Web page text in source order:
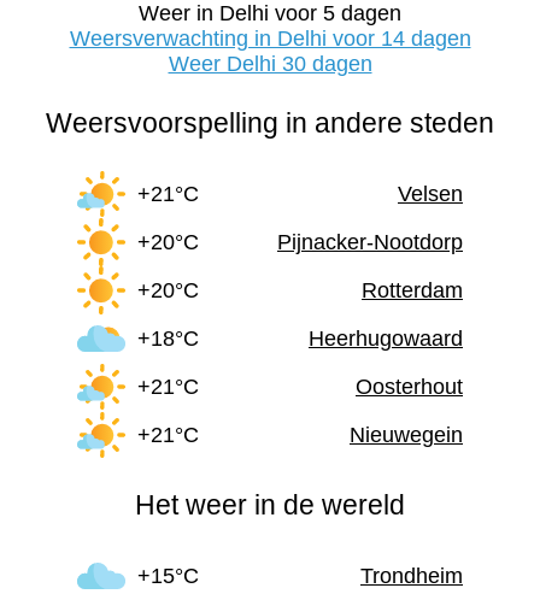
Weer in Delhi voor 5 dagen
Weersverwachting in Delhi voor 14 dagen
Weer Delhi 30 dagen
Weersvoorspelling in andere steden
+21°C
Velsen
+20°C
Pijnacker-Nootdorp
+20°C
Rotterdam
+18°C
Heerhugowaard
+21°C
Oosterhout
+21°C
Nieuwegein
Het weer in de wereld
+15°C Trondheim